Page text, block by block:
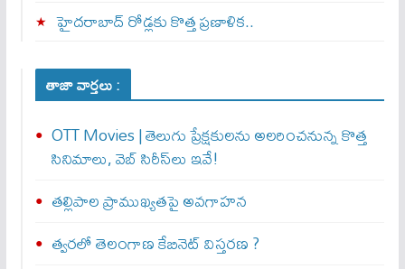
హైదరాబాద్ రోడ్లకు కొత్త ప్రణాళిక..
తాజా వార్తలు :
OTT Movies | తెలుగు ప్రేక్షకులను అలరించనున్న కొత్త
సినిమాలు, వెబ్ సిరీస్‌లు ఇవే!
తల్లిపాల ప్రాముఖ్యతపై అవగాహన
త్వ‌ర‌లో తెలంగాణ కేబినెట్ విస్తరణ ?